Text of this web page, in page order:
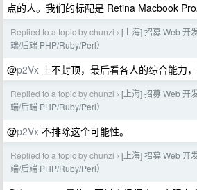
点的人。我们的标配是 Retina Macbook Pro
Replied to a topic by chunzi › [上海] 招募 Web 开
端/后端 PHP/Ruby/Perl）
@p2Vx 上不封顶，最后看各人的综合能力
Replied to a topic by chunzi › [上海] 招募 Web 开
端/后端 PHP/Ruby/Perl）
@p2Vx 不排除这个可能性。
Replied to a topic by chunzi › [上海] 招募 Web 开
端/后端 PHP/Ruby/Perl）